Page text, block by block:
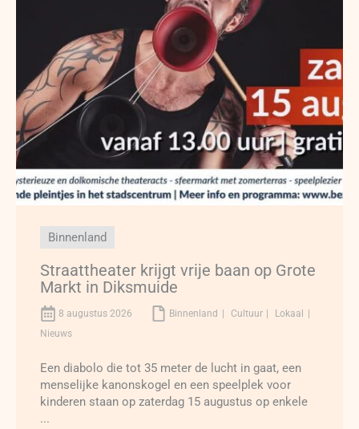
Binnenland
Straattheater krijgt vrije baan op Grote
Markt in Diksmuide
8 augustus 2026 Binnenland Cultuur
Lokaal
Nieuws
Een diabolo die tot 35 meter de lucht in gaat, een
menselijke kanonskogel en een speelplek voor
kinderen staan op zaterdag 15 augustus op enkele
...